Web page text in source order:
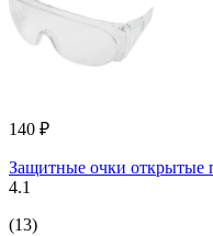
140 ₽
Защитные очки открытые
4.1
(13)